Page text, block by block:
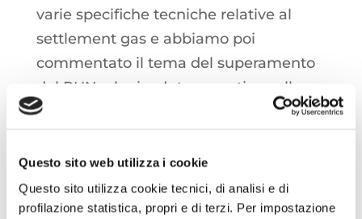
Questo sito web utilizza i cookie
Questo sito utilizza cookie tecnici, di analisi e di
profilazione statistica, propri e di terzi. Per impostazione
varie specifiche tecniche relative al
settlement gas e abbiamo poi
commentato il tema del superamento
del PUN e le ricadute operative sulle
piattaforme di mercato. Abbiamo infine
positiva sulla questione dei pagamenti
tra Gazprom e OMV vista la conferma
dei volumi consegnati all'entry point